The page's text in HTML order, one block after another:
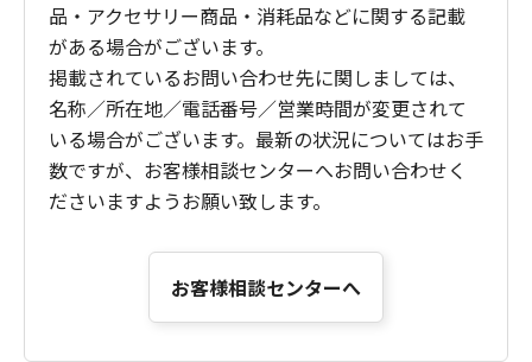
品・アクセサリー商品・消耗品などに関する記載
がある場合がございます。
掲載されているお問い合わせ先に関しましては、
名称／所在地／電話番号／営業時間が変更されて
いる場合がございます。最新の状況についてはお手
数ですが、お客様相談センターへお問い合わせく
ださいますようお願い致します。
お客様相談センターへ